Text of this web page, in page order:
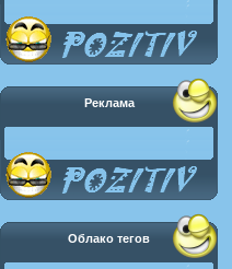
Реклама
Облако тегов